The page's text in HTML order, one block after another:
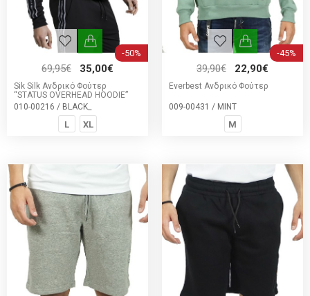
-50%
69,95€ 35,00€
Sik Silk Ανδρικό Φούτερ
“STATUS OVERHEAD HOODIE”
010-00216 / BLACK_
L XL
-45%
39,90€ 22,90€
Everbest Ανδρικό Φούτερ
009-00431 / MINT
M